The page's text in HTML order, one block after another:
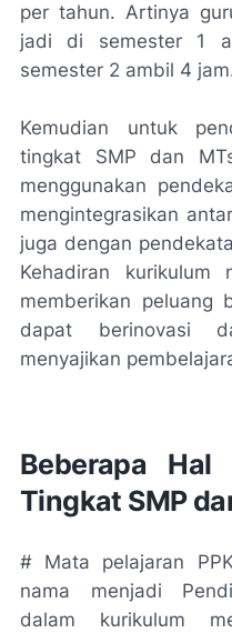
per tahun. Artinya
jadi di semester 1
semester 2 ambil 4
Kemudian untuk
tingkat SMP dan
menggunakan
mengintegrasikan
juga dengan
Kehadiran kurikulum
memberikan peluang
dapat berinovasi
menyajikan
Beberapa
Tingkat SMP
# Mata pelajaran
nama menjadi
dalam kurikulum